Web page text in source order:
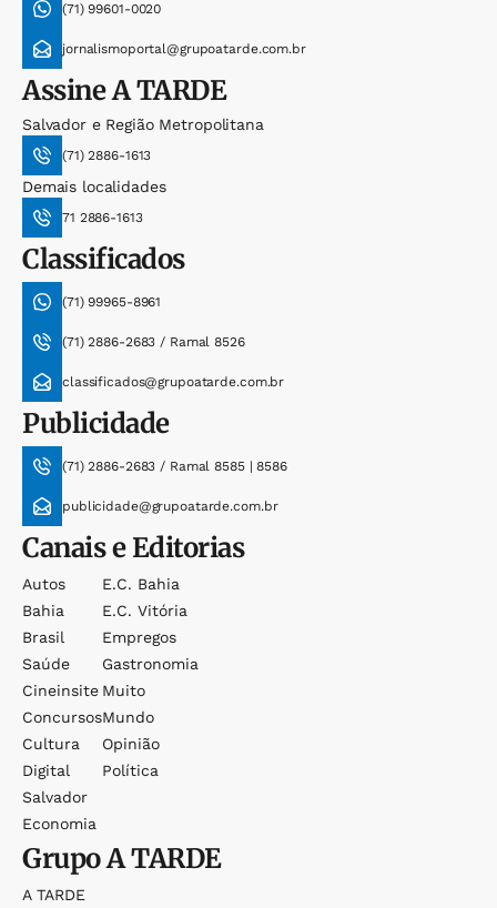
(71) 99601-0020
jornalismoportal@grupoatarde.com.br
AssineA TARDE
Salvador e Região Metropolitana
(71) 2886-1613
Demais localidades
71 2886-1613
Classificados
(71) 99965-8961
(71) 2886-2683 / Ramal 8526
classificados@grupoatarde.com.br
Publicidade
(71) 2886-2683 / Ramal 8585 | 8586
publicidade@grupoatarde.com.br
Canais e Editorias
Autos
Bahia
Brasil
Saúde
Cineinsite
Concursos
Cultura
Digital
Salvador
Economia
E.c. Bahia
E.c. Vitória
Empregos
Gastronomia
Muito
Mundo
Opinião
Política
GrupoA TARDE
A TARDE